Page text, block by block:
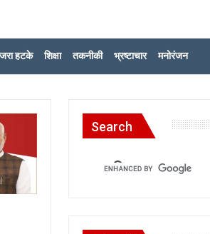
जरा हटके शिक्षा तकनीकी भ्रष्टाचार मनोरंजन
Search